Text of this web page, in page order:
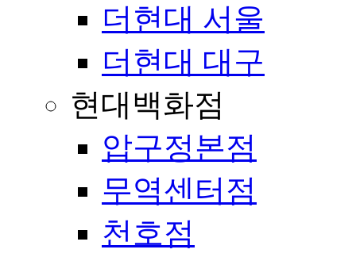
더현대 서울
더현대 대구
현대백화점
압구정본점
무역센터점
천호점